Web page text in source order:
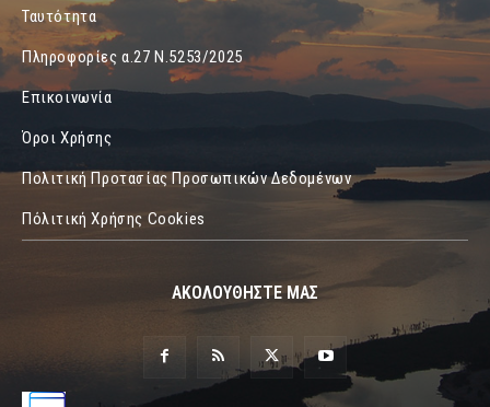
Ταυτότητα
Πληροφορίες α.27 Ν.5253/2025
Επικοινωνία
Όροι Χρήσης
Πολιτική Προτασίας Προσωπικών Δεδομένων
Πόλιτική Χρήσης Cookies
ΑΚΟΛΟΥΘΗΣΤΕ ΜΑΣ